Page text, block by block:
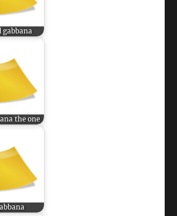
gabbana
the one